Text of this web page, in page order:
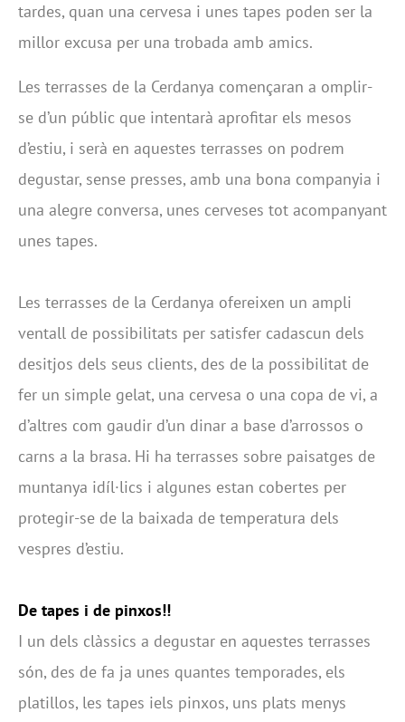
tardes, quan una cervesa i unes tapes poden ser la
millor excusa per una trobada amb amics.
Les terrasses de la Cerdanya començaran a omplir-
se d’un públic que intentarà aprofitar els mesos
d’estiu, i serà en aquestes terrasses on podrem
degustar, sense presses, amb una bona companyia i
una alegre conversa, unes cerveses tot acompanyant
unes tapes.
Les terrasses de la Cerdanya ofereixen un ampli
ventall de possibilitats per satisfer cadascun dels
desitjos dels seus clients, des de la possibilitat de
fer un simple gelat, una cervesa o una copa de vi, a
d’altres com gaudir d’un dinar a base d’arrossos o
carns a la brasa. Hi ha terrasses sobre paisatges de
muntanya idíl·lics i algunes estan cobertes per
protegir-se de la baixada de temperatura dels
vespres d’estiu.
De tapes i de pinxos!!
I un dels clàssics a degustar en aquestes terrasses
són, des de fa ja unes quantes temporades, els
platillos, les tapes iels pinxos, uns plats menys